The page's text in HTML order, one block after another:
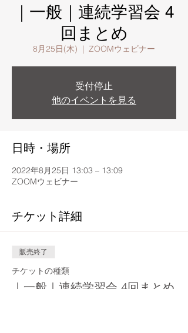
｜一般｜連続学習会 4
回まとめ
8月25日(木)
  |
ZOOMウェビナー
受付停止
他のイベントを見る
日時・場所
2022年8月25日 13:03 – 13:09
ZOOMウェビナー
チケット詳細
販売終了
チケットの種類
｜一般｜連続学習会 4回まとめ